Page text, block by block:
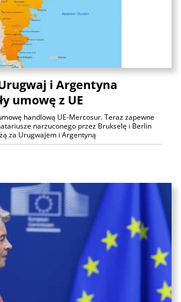
i Argentyna
umowę z UE
handlową UE-Mercosur. Teraz zapewne
narzuconego przez Brukselę i Berlin
za Urugwajem i Argentyną